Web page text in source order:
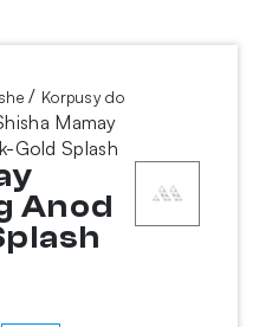
/ Korpusy do
Mamay
Gold Splash
Anod